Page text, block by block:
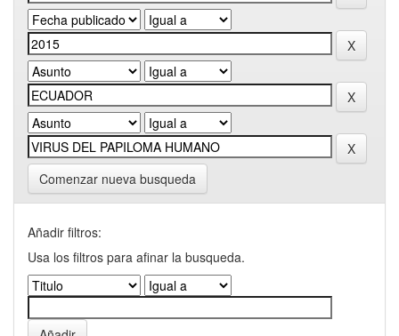
Comenzar nueva busqueda
Añadir filtros:
Usa los filtros para afinar la busqueda.